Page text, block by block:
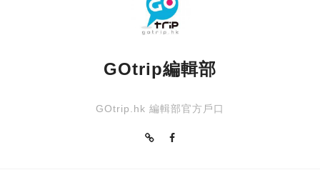
GOtrip編輯部
GOtrip.hk 編輯部官方戶口